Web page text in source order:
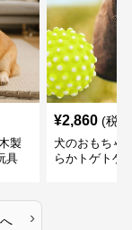
製
具
¥2,860 (税
犬のおもちゃ
らかトゲトゲ
›